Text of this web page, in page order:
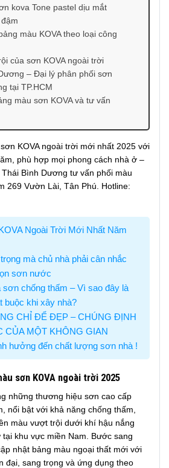
kova Tone pastel dịu mắt
màu KOVA theo loại công
của sơn KOVA ngoài trời
– Đại lý phân phối sơn
tại TP.HCM
màu sơn KOVA và tư vấn
KOVA ngoài trời mới nhất 2025 với
phù hợp mọi phong cách nhà ở –
Bình Dương tư vấn phối màu
269 Vườn Lài, Tân Phú. Hotline:
Ngoài Trời Mới Nhất Năm
mà chủ nhà phải cân nhắc
sơn nước
sơn chống thấm – Vì sao đây là
buộc khi xây nhà?
CHỈ ĐỂ ĐẸP – CHÚNG ĐỊNH
CỦA MỘT KHÔNG GIAN
hưởng đến chất lượng sơn nhà !
sơn KOVA ngoài trời 2025
những thương hiệu sơn cao cấp
nổi bật với khả năng chống thấm,
màu vượt trội dưới khí hậu nắng
khu vực miền Nam. Bước sang
nhật bảng màu ngoại thất mới với
đại, sang trọng và ứng dụng theo